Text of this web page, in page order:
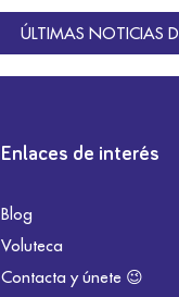
ÚLTIMAS NOTICIAS
Enlaces de interés
Blog
Voluteca
Contacta y únete 😉